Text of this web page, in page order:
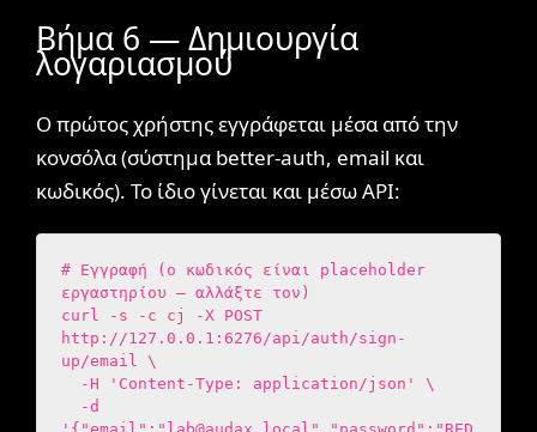
Βήμα 6 — Δημιουργία
λογαριασμού
Ο πρώτος χρήστης εγγράφεται μέσα από την
κονσόλα (σύστημα better-auth, email και
κωδικός). Το ίδιο γίνεται και μέσω API:
# Εγγραφή (ο κωδικός είναι placeholder
εργαστηρίου — αλλάξτε τον)
curl -s -c cj -X POST
http://127.0.0.1:6276/api/auth/sign-
up/email \